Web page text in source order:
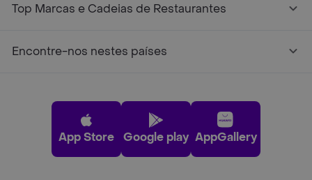
Top Marcas e Cadeias de Restaurantes
Encontre-nos nestes países
App Store Google play AppGallery